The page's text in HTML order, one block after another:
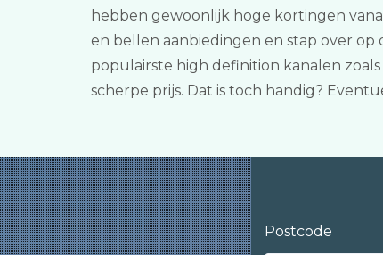
hebben gewoonlijk hoge kortingen
en bellen aanbiedingen en stap over
populairste high definition kanalen
scherpe prijs. Dat is toch handig?
Postcode